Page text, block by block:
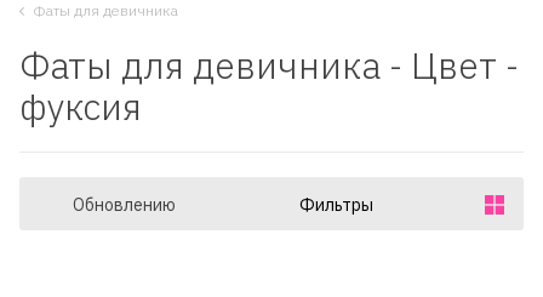
Фаты для девичника
Фаты для девичника - Цвет -
фуксия
Обновлению Фильтры